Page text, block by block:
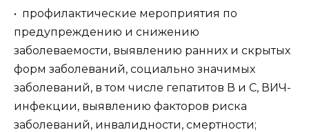
• профилактические мероприятия по
предупреждению и снижению
заболеваемости, выявлению ранних и скрытых
форм заболеваний, социально значимых
заболеваний, в том числе гепатитов В и С, ВИЧ-
инфекции, выявлению факторов риска
заболеваний, инвалидности, смертности;